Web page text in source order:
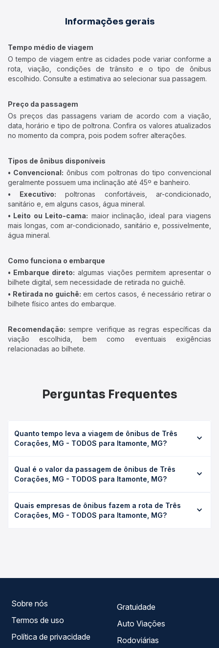
Informações gerais
Tempo médio de viagem
O tempo de viagem entre as cidades pode variar conforme a
rota, viação, condições de trânsito e o tipo de ônibus
escolhido. Consulte a estimativa ao selecionar sua passagem.
Preço da passagem
Os preços das passagens variam de acordo com a viação,
data, horário e tipo de poltrona. Confira os valores atualizados
no momento da compra, pois podem sofrer alterações.
Tipos de ônibus disponíveis
• Convencional: ônibus com poltronas do tipo convencional
geralmente possuem uma inclinação até 45º e banheiro.
• Executivo: poltronas confortáveis, ar-condicionado,
sanitário e, em alguns casos, água mineral.
• Leito ou Leito-cama: maior inclinação, ideal para viagens
mais longas, com ar-condicionado, sanitário e, possivelmente,
água mineral.
Como funciona o embarque
• Embarque direto: algumas viações permitem apresentar o
bilhete digital, sem necessidade de retirada no guichê.
• Retirada no guichê: em certos casos, é necessário retirar o
bilhete físico antes do embarque.
Recomendação: sempre verifique as regras específicas da
viação escolhida, bem como eventuais exigências
relacionadas ao bilhete.
Perguntas Frequentes
Quanto tempo leva a viagem de ônibus de Três
Corações, MG - TODOS para Itamonte, MG?
Itamonte, MG leva em média 3h 20min, podendo variar
conforme a viação, o tipo de serviço (convencional,
duração exata de cada opção na data desejada.
Qual é o valor da passagem de ônibus de Três
Corações, MG - TODOS para Itamonte, MG?
TODOS para Itamonte, MG custa em média R$ 75,60 e
varia conforme a data da viagem, a empresa, o tipo de
Quais empresas de ônibus fazem a rota de Três
Corações, MG - TODOS para Itamonte, MG?
Sobre nós
Termos de uso
Política de privacidade
Gratuidade
Auto Viações
Rodoviárias